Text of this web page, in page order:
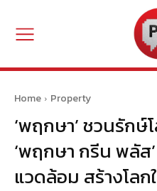
Home Property
‘พฤกษา’ ชวนรัก
‘พฤกษา กรีน พลั
แวดล้อม สร้างโล